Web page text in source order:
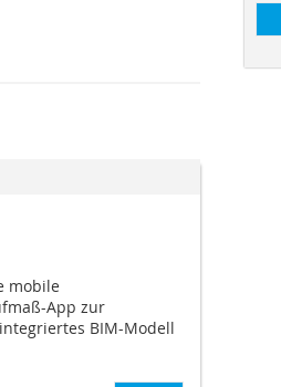
mobile
App zur
integriertes BIM-Modell